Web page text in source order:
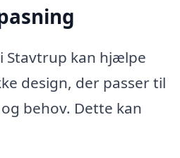
Stavtrup kan hjælpe
design, der passer til
behov. Dette kan